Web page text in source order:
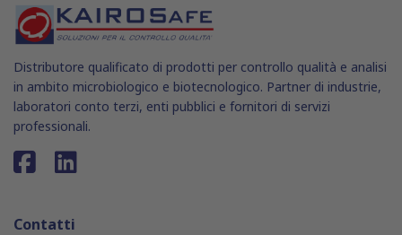
Distributore qualificato di prodotti per controllo qualità e analisi
in ambito microbiologico e biotecnologico. Partner di industrie,
laboratori conto terzi, enti pubblici e fornitori di servizi
professionali.
Contatti